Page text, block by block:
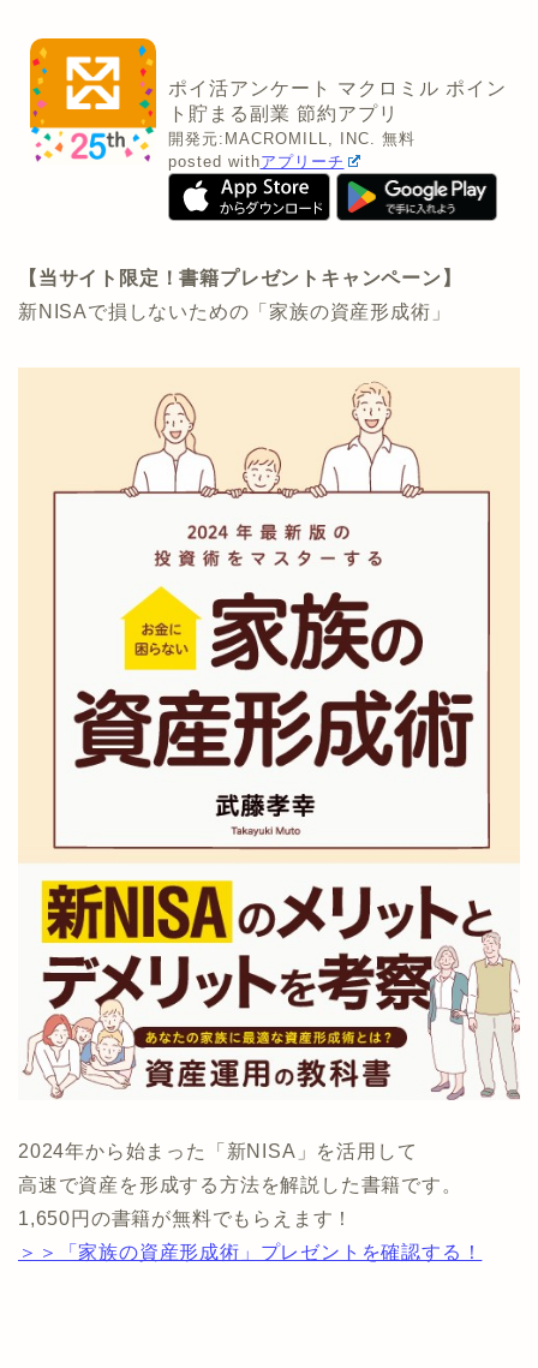
ポイ活アンケート マクロミル ポイン
ト貯まる副業 節約アプリ
開発元: MACROMILL, INC. 無料
posted withアプリーチ
【当サイト限定！書籍プレゼントキャンペーン】
新NISAで損しないための「家族の資産形成術」
2024年から始まった「新NISA」を活用して
高速で資産を形成する方法を解説した書籍です。
1,650円の書籍が無料でもらえます！
＞＞「家族の資産形成術」プレゼントを確認する！